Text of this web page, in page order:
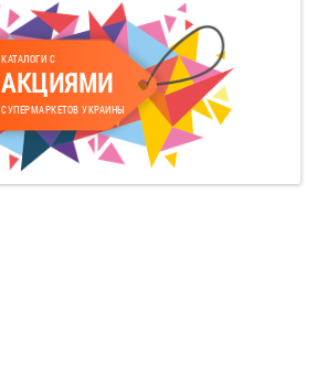
КАТАЛОГИ С
АКЦИЯМИ
СУПЕРМАРКЕТОВ УКРАИНЫ